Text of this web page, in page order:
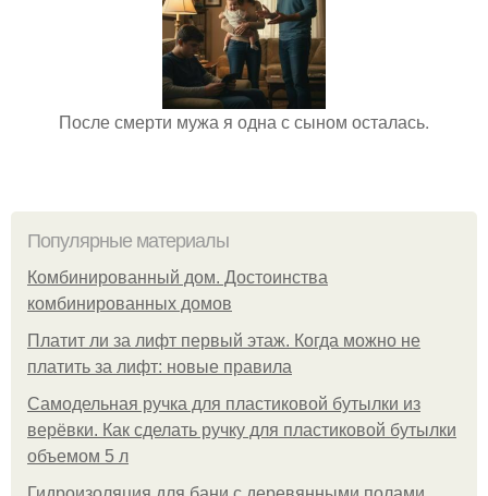
После смерти мужа я одна с сыном осталась.
Популярные материалы
Комбинированный дом. Достоинства
комбинированных домов
Платит ли за лифт первый этаж. Когда можно не
платить за лифт: новые правила
Самодельная ручка для пластиковой бутылки из
верёвки. Как сделать ручку для пластиковой бутылки
объемом 5 л